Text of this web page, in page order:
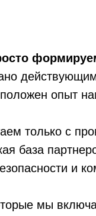
опыт
только с
база
и
мы